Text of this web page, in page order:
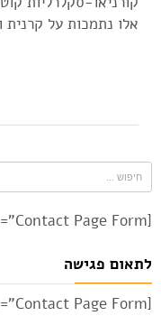
אלו נתמכות על
[contact-form-7 id="3306" title="Contact Page Form"]
לתאום פגישה
[contact-form-7 id="3306" title="Contact Page Form"]